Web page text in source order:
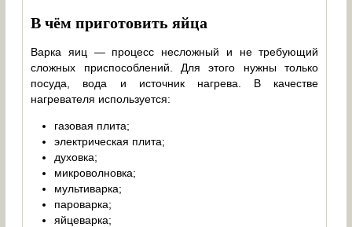
В чём приготовить яйца
Варка яиц — процесс несложный и не требующий
сложных приспособлений. Для этого нужны только
посуда, вода и источник нагрева. В качестве
нагревателя используется:
газовая плита;
электрическая плита;
духовка;
микроволновка;
мультиварка;
пароварка;
яйцеварка;